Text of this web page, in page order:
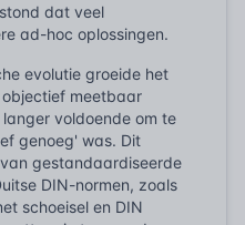
dat veel
ad-hoc oplossingen.
evolutie groeide het
meetbaar
voldoende om te
genoeg' was. Dit
gestandaardiseerde
DIN-normen, zoals
schoeisel en DIN